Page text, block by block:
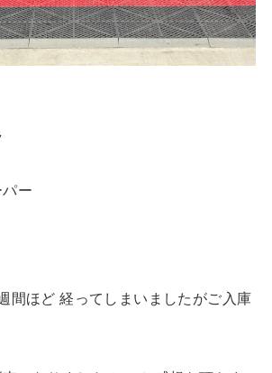
ー
間ほど 経ってしまいましたがご入庫